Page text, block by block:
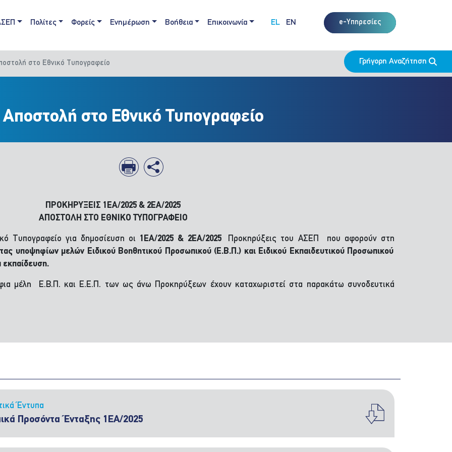
navigation
Πολίτες Φορείς Ενημέρωση Βοήθεια Επικοινωνία EL EN e-Υπηρεσίες
στο Εθνικό Τυπογραφείο Γρήγορη Αναζήτηση
στο Εθνικό Τυπογραφείο
ΠΡΟΚΗΡΥΞΕΙΣ 1ΕΑ/2025 & 2ΕΑ/2025
ΑΠΟΣΤΟΛΗ ΣΤΟ ΕΘΝΙΚΟ ΤΥΠΟΓΡΑΦΕΙΟ
Τυπογραφείο για δημοσίευση οι 1ΕΑ/2025 & 2ΕΑ/2025
Προκηρύξεις του ΑΣΕΠ που αφορούν στη
υποψηφίων μελών Ειδικού Βοηθητικού Προσωπικού (Ε.Β.Π.) και Ειδικού Εκπαιδευτικού Προσωπικού
εκπαίδευση.
μέλη Ε.Β.Π. και Ε.Ε.Π. των ως άνω Προκηρύξεων έχουν καταχωριστεί στα παρακάτω συνοδευτικά
Έντυπα
Προσόντα Ένταξης 1ΕΑ/2025